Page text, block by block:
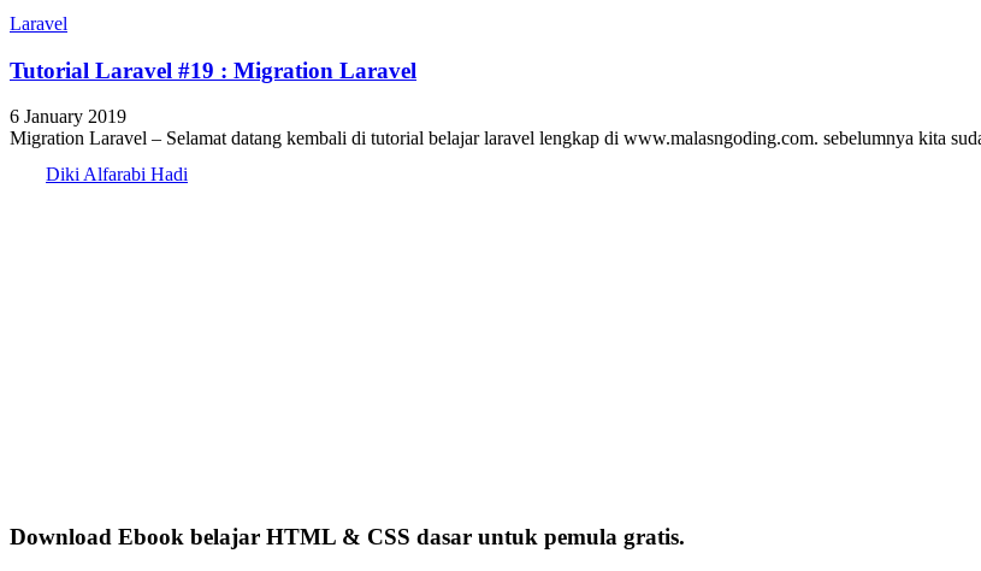
Laravel
Tutorial Laravel #19 : Migration Laravel
6 January 2019
Migration Laravel – Selamat datang kembali di tutorial belajar laravel lengkap di www.malasngoding.com. sebelumnya kita
Diki Alfarabi Hadi
Download Ebook belajar HTML & CSS dasar untuk pemula gratis.